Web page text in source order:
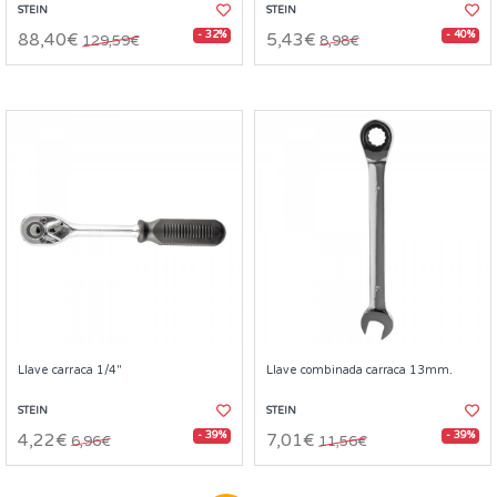
STEIN
88,40€ 129,59€ - 32%
STEIN
5,43€ 8,98€ - 40%
Llave carraca 1/4"
STEIN
4,22€ 6,96€ - 39%
Llave combinada carraca 13mm.
STEIN
7,01€ 11,56€ - 39%